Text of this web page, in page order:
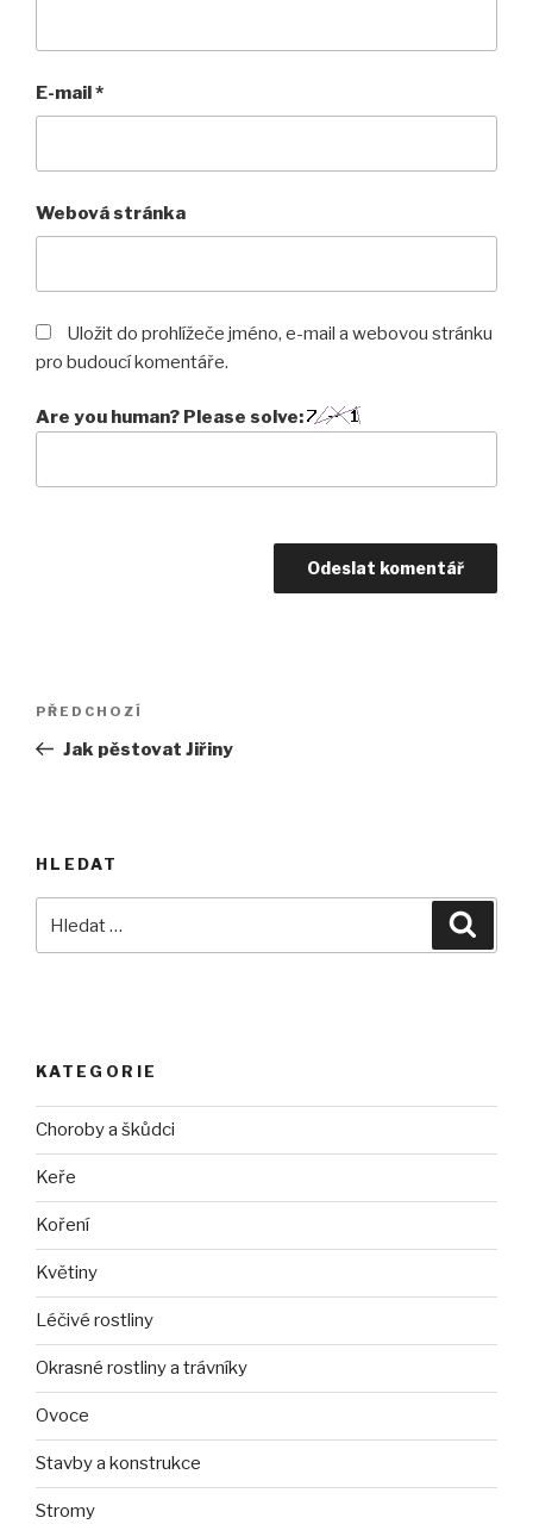
E-mail*
Webová stránka
Uložit do prohlížeče jméno, e-mail a webovou stránku
pro budoucí komentáře.
Are you human? Please solve:
Navigace
příspěvek
Předchozí
příspěvek
PŘEDCHOZÍ
Jak pěstovat Jiřiny
HLEDAT
KATEGORIE
Choroby a škůdci
Keře
Koření
Květiny
Léčivé rostliny
Okrasné rostliny a trávníky
Ovoce
Stavby a konstrukce
Stromy